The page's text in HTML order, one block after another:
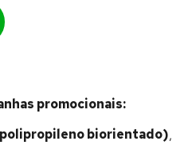
promocionais:
biorientado),